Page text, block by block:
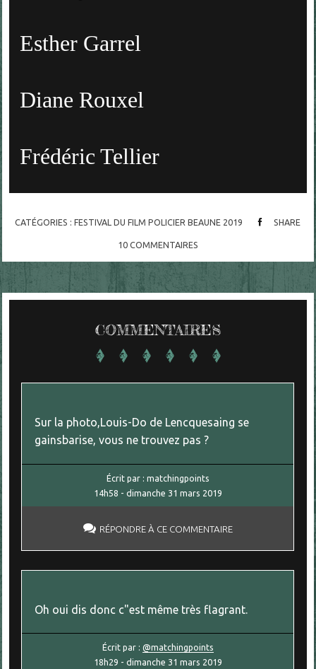
Esther Garrel
Diane Rouxel
Frédéric Tellier
CATÉGORIES :FESTIVAL DU FILM POLICIER BEAUNE 2019 SHARE
10 COMMENTAIRES
COMMENTAIRES
Sur la photo,Louis-Do de Lencquesaing se
gainsbarise, vous ne trouvez pas ?
Écrit par : matchingpoints
14h58 - dimanche 31 mars 2019
RÉPONDRE À CE COMMENTAIRE
Oh oui dis donc c"est même très flagrant.
Écrit par : @matchingpoints
18h29 - dimanche 31 mars 2019